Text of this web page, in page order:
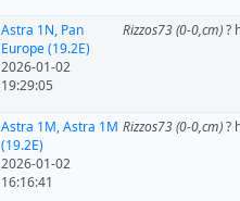
Astra 1N, Pan
Europe (19.2E)
2026-01-02
19:29:05
Rizzos73 (0-0,cm)?
Astra 1M, Astra 1M
(19.2E)
2026-01-02
16:16:41
Rizzos73 (0-0,cm)?